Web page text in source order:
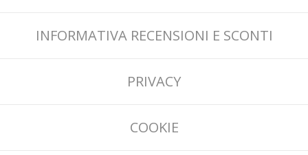
INFORMATIVA RECENSIONI E SCONTI
PRIVACY
COOKIE